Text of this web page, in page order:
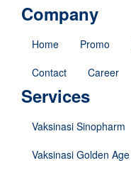
Company
Home Promo
Contact
Career
Services
Vaksinasi Sinopharm
Vaksinasi Golden Age